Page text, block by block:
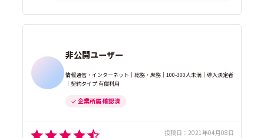
非公開ユーザー
情報通信・インターネット｜総務・庶務｜100-300人未満｜導入決定者
｜契約タイプ 有償利用
企業所属 確認済
投稿日： 2021年04月08日